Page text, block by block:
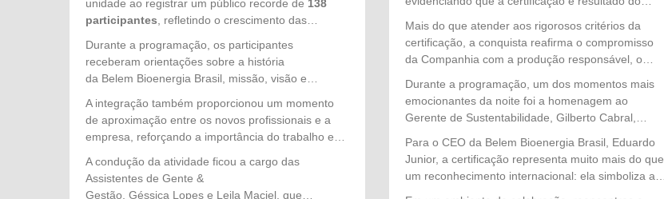
acolher os colaboradores, apresentar a cultura
organizacional da empresa e reforçar os princípios
que norteiam nossas operações, especialmente o
compromisso com a segurança, o respeito às
pessoas e a excelência no trabalho.
unidade ao registrar um público recorde de 138
participantes , refletindo o crescimento das
um ciclo produtivo. Os novos colaboradores
chegam para fortalecer as equipes de campo e
contribuir diretamente para o alcance das metas da
Safra 2026.
Durante a programação, os participantes
receberam orientações sobre a história
da Belem Bioenergia Brasil, missão, visão e
direitos e deveres dos colaboradores, além das
normas de Segurança, Saúde e Meio Ambiente
(SMS), fundamentais para a realização das
atividades com responsabilidade e prevenção.
A integração também proporcionou um momento
de aproximação entre os novos profissionais e a
empresa, reforçando a importância do trabalho em
alinhada aos valores organizacionais desde o
A condução da atividade ficou a cargo das
Assistentes de Gente &
Gestão, Géssica Lopes e Leila Maciel, que
na conquista da 3ª Manutenção da Certificação
RSPO (Roundtable on Sustainable Palm Oil), um
dos mais importantes reconhecimentos
internacionais voltados à produção sustentável de
excelência operacional, a responsabilidade
socioambiental e a melhoria contínua dos
processos.
Mais do que atender aos rigorosos critérios da
certificação, a conquista reafirma o compromisso
da Companhia com a produção responsável, o
comunidades, consolidando a Belem Bioenergia
Brasil como referência nacional em sustentabilidade
Durante a programação, um dos momentos mais
emocionantes da noite foi a homenagem ao
Gerente de Sustentabilidade, Gilberto Cabral,
atuação estratégica na condução de todo o
processo de auditoria. Seu trabalho, aliado ao
Para o CEO da Belem Bioenergia Brasil, Eduardo
Junior, a certificação representa muito mais do que
um reconhecimento internacional: ela simboliza a